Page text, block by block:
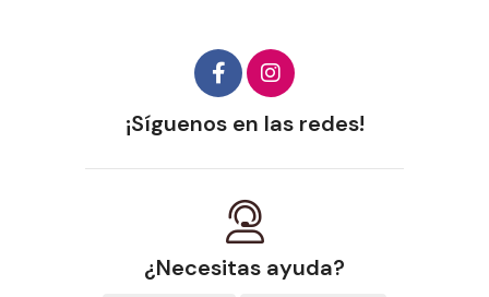
¡Síguenos en las redes!
¿Necesitas ayuda?